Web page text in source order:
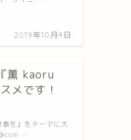
2019年10月4日
薫 kaoru
メです！
を』をテーマに大
com …